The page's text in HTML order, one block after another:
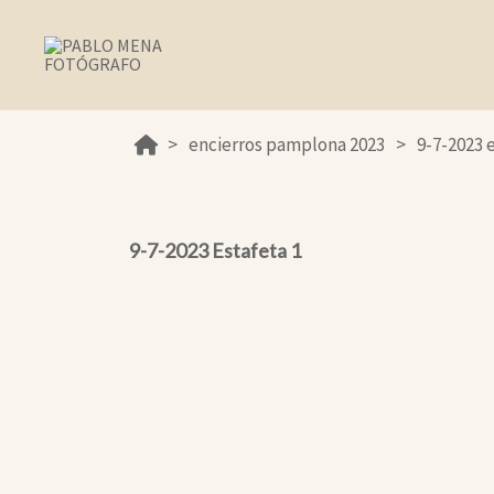
encierros pamplona 2023 9-7-2023
9-7-2023 Estafeta 1